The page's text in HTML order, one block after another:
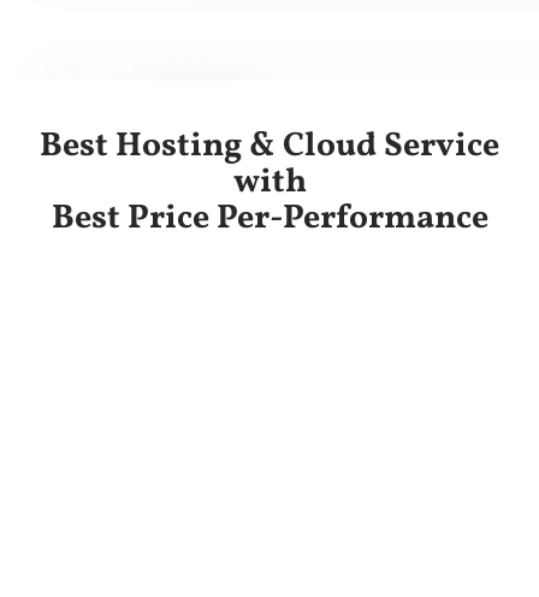
Best Hosting & Cloud Service
with
Best Price Per-Performance